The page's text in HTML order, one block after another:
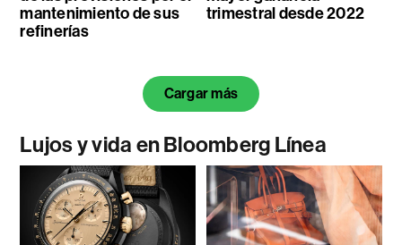
mantenimiento de sus
refinerías
trimestral desde 2022
Cargar más
Lujos y vida en Bloomberg Línea